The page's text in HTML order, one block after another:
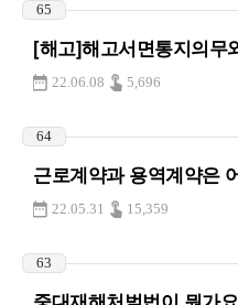
65
[해고]해고서면통지의무
22.06.08 5,696
64
근로계약과 용역계약은
22.05.31 15,359
63